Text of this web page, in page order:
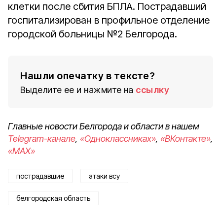
клетки после сбития БПЛА. Пострадавший
госпитализирован в профильное отделение
городской больницы №2 Белгорода.
Нашли опечатку в тексте?
Выделите ее и нажмите на ссылку
Главные новости Белгорода и области в нашем
Telegram-канале, «Одноклассниках», «ВКонтакте»,
«MAX»
пострадавшие атаки всу
белгородская область